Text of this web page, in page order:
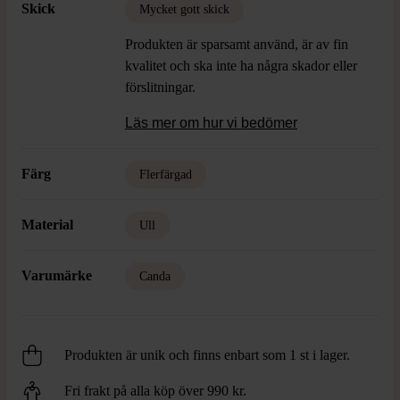
Skick Mycket gott skick
Produkten är sparsamt använd, är av fin
kvalitet och ska inte ha några skador eller
förslitningar.
Läs mer om hur vi bedömer
Färg Flerfärgad
Material Ull
Varumärke Canda
Produkten är unik och finns enbart som 1 st i lager.
Fri frakt på alla köp över 990 kr.